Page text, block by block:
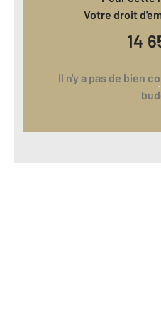
Votre droit
14
Il n'y a pas de bien correspondant à votre